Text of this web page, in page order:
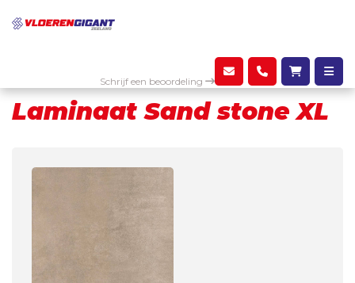
Schrijf een beoordeling
Laminaat Sand stone XL
Laminaat Sand stone XL